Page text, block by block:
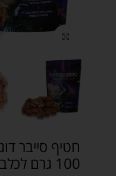
to enlarge
חטיף סייבר
100 גרם לכלב- קוביות